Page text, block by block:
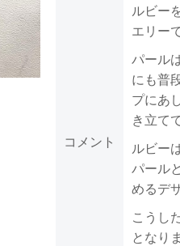
コメント
ルビー
エリー
パール
にも普
プにあ
き立て
ルビー
パール
めるデ
こうし
となり